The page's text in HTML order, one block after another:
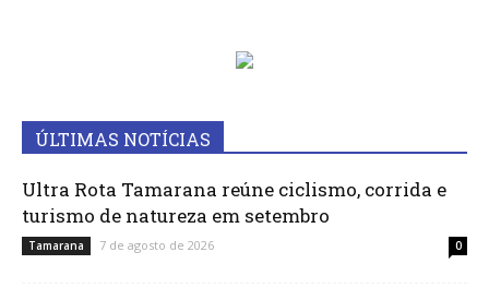
ÚLTIMAS NOTÍCIAS
Ultra Rota Tamarana reúne ciclismo, corrida e
turismo de natureza em setembro
Tamarana 7 de agosto de 2026 0